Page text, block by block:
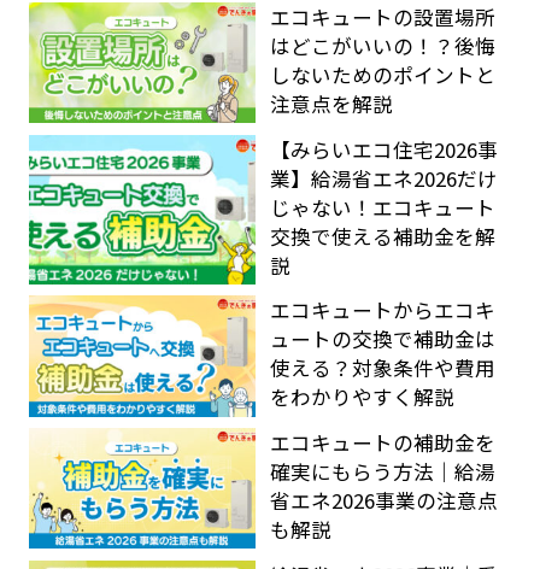
エコキュートの設置場所
はどこがいいの！？後悔
しないためのポイントと
注意点を解説
【みらいエコ住宅2026事
業】給湯省エネ2026だけ
じゃない！エコキュート
交換で使える補助金を解
説
エコキュートからエコキ
ュートの交換で補助金は
使える？対象条件や費用
をわかりやすく解説
エコキュートの補助金を
確実にもらう方法｜給湯
省エネ2026事業の注意点
も解説